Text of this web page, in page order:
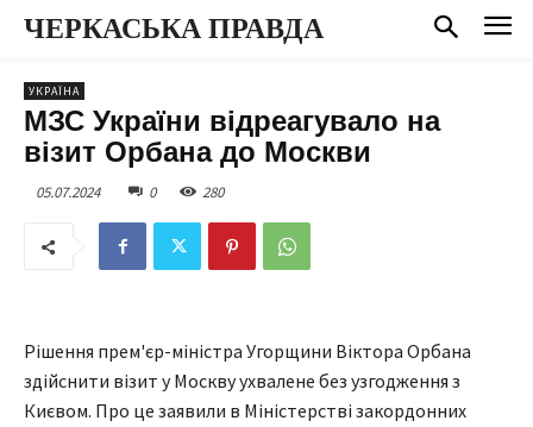
ЧЕРКАСЬКА ПРАВДА
УКРАЇНА
МЗС України відреагувало на
візит Орбана до Москви
05.07.2024 0 280
Рішення прем'єр-міністра Угорщини Віктора Орбана
здійснити візит у Москву ухвалене без узгодження з
Києвом. Про це заявили в Міністерстві закордонних